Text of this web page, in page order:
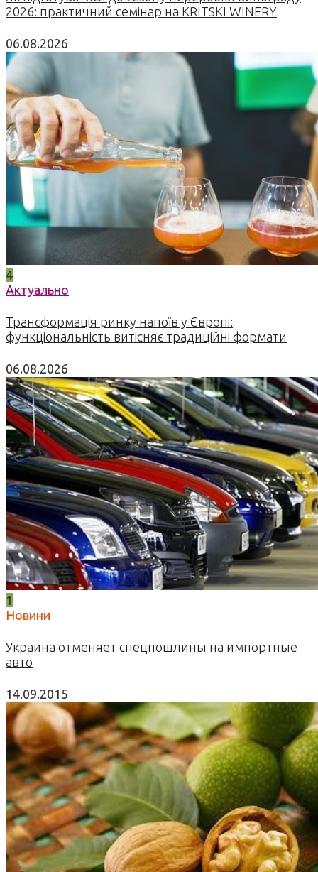
2026: практичний семінар на KRITSKI WINERY
06.08.2026
4
Актуально
Трансформація ринку напоїв у Європі:
функціональність витісняє традиційні формати
06.08.2026
1
Новини
Украина отменяет спецпошлины на импортные
авто
14.09.2015